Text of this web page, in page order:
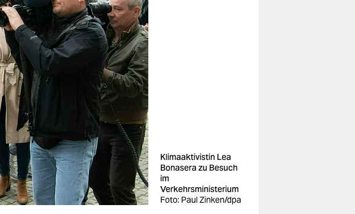
Klimaaktivistin Lea
Bonasera zu Besuch
im
Verkehrsministerium
Foto: Paul Zinken/dpa